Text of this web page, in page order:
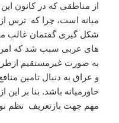
از مناطقی که در کانون این
میانه است، چرا که ترس
شکل گیری گفتمان غالب
های عربی سبب شد که
به صورت غیرمستقیم
و عراق به دنبال تامین
خاورمیانه باشد. بنا بر
مهم جهت بازتعریف نظم